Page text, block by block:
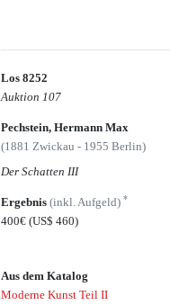
Los 8252
Auktion 107
Pechstein, Hermann Max
(1881 Zwickau - 1955 Berlin)
Der Schatten III
Ergebnis(inkl. Aufgeld)*
400€(US$ 460)
Aus dem Katalog
Moderne Kunst Teil II